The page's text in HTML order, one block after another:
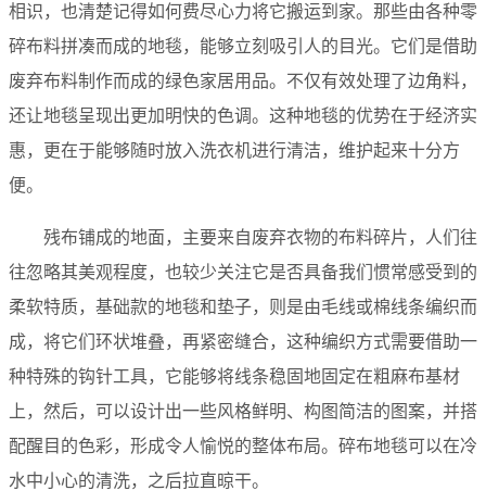
相识，也清楚记得如何费尽心力将它搬运到家。那些由各种零
碎布料拼凑而成的地毯，能够立刻吸引人的目光。它们是借助
废弃布料制作而成的绿色家居用品。不仅有效处理了边角料，
还让地毯呈现出更加明快的色调。这种地毯的优势在于经济实
惠，更在于能够随时放入洗衣机进行清洁，维护起来十分方
便。
残布铺成的地面，主要来自废弃衣物的布料碎片，人们往
往忽略其美观程度，也较少关注它是否具备我们惯常感受到的
柔软特质，基础款的地毯和垫子，则是由毛线或棉线条编织而
成，将它们环状堆叠，再紧密缝合，这种编织方式需要借助一
种特殊的钩针工具，它能够将线条稳固地固定在粗麻布基材
上，然后，可以设计出一些风格鲜明、构图简洁的图案，并搭
配醒目的色彩，形成令人愉悦的整体布局。碎布地毯可以在冷
水中小心的清洗，之后拉直晾干。